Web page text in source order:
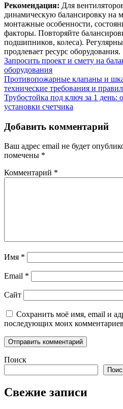
Рекомендация: Для
динамическую балансировку на
монтажные особенности,
факторы. Повторяйте
подшипников, колеса).
продлевает ресурс оборудования.
Запросить проект и смету на
оборудования
Навигация
по
записям
Противопожарные клапаны и
технические требования и
Трубостойка под ключ за 1 день:
установки счетчика
Добавить комментарий
Ваш адрес email не будет
помечены *
Комментарий *
Имя *
Email *
Сайт
Сохранить моё имя, email и
последующих моих
Поиск
Свежие записи